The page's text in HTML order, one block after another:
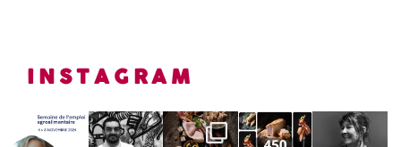
INSTAGRAM